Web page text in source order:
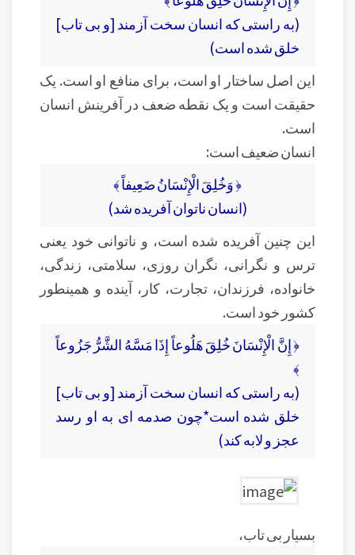
(به راستى كه انسان سخت آزمند [و بى‏ تاب]
خلق شده است)
این اصل ساختار او است، برای منافع او است. یک
حقیقت است و یک نقطه ضعف در آفرینش انسان
است.
انسان ضعيف است:
﴿ وَخُلِقَ الْإِنْسَانُ ضَعِيفاً ﴾
(انسان ناتوان آفریده شد)
این چنین آفریده شده است، و ناتوانی خود یعنی
ترس و نگرانی، نگران روزی، سلامتی، زندگی،
خانواده، فرزندان، تجارت، کار، آینده و همینطور
کشور خود است.
﴿ إِنَّ الْإِنْسَانَ خُلِقَ هَلُوعاً إِذَا مَسَّهُ الشَّرُّ جَزُوعاً
﴾
(به راستى كه انسان سخت آزمند [و بى‏ تاب]
خلق شده است*چون صدمه‏ اى به او رسد
عجز و لابه كند)
بسیار بی تاب،